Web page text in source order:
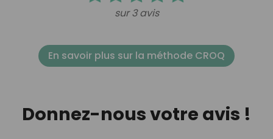
sur 3 avis
En savoir plus sur la méthode CROQ
Donnez-nous votre avis !